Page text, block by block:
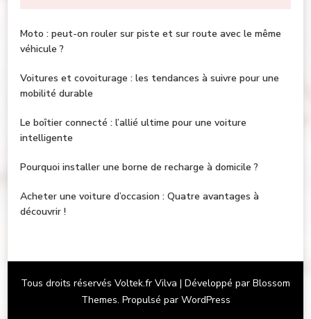
Moto : peut-on rouler sur piste et sur route avec le même
véhicule ?
Voitures et covoiturage : les tendances à suivre pour une
mobilité durable
Le boîtier connecté : l’allié ultime pour une voiture
intelligente
Pourquoi installer une borne de recharge à domicile ?
Acheter une voiture d’occasion : Quatre avantages à
découvrir !
Tous droits réservés Voltek.fr Vilva | Développé par Blossom
Themes. Propulsé par WordPress